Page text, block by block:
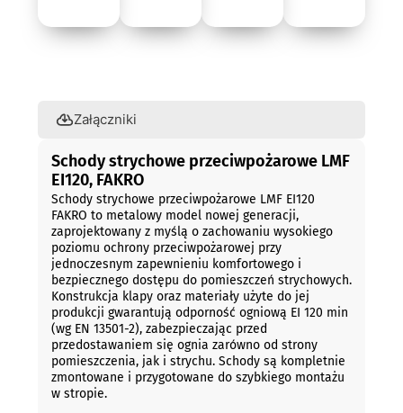
Załączniki
Schody strychowe przeciwpożarowe LMF
EI120, FAKRO
Schody strychowe przeciwpożarowe LMF EI120
FAKRO to metalowy model nowej generacji,
zaprojektowany z myślą o zachowaniu wysokiego
poziomu ochrony przeciwpożarowej przy
jednoczesnym zapewnieniu komfortowego i
bezpiecznego dostępu do pomieszczeń strychowych.
Konstrukcja klapy oraz materiały użyte do jej
produkcji gwarantują odporność ogniową EI 120 min
(wg EN 13501-2), zabezpieczając przed
przedostawaniem się ognia zarówno od strony
pomieszczenia, jak i strychu. Schody są kompletnie
zmontowane i przygotowane do szybkiego montażu
w stropie.